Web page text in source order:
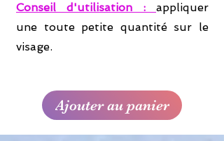
Conseil d'utilisation : appliquer
une toute petite quantité sur le
visage.
Ajouter au panier